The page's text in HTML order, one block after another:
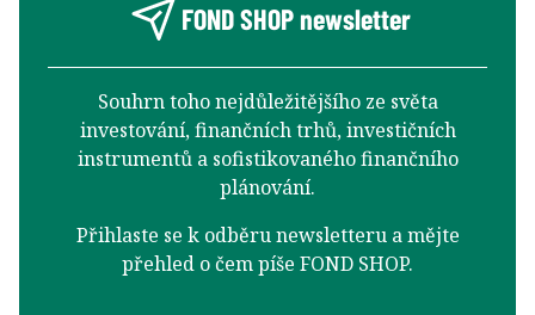
FOND SHOP newsletter
Souhrn toho nejdůležitějšího ze světa
investování, finančních trhů, investičních
instrumentů a sofistikovaného finančního
plánování.
Přihlaste se k odběru newsletteru a mějte
přehled o čem píše FOND SHOP.